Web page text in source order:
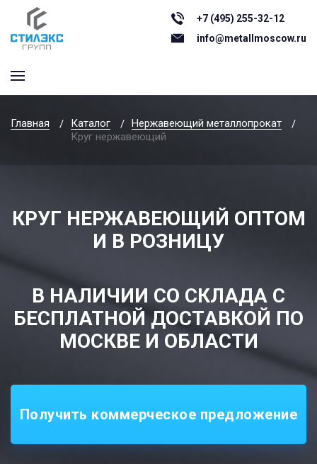
+7 (495) 255-32-12
info@metallmoscow.ru
Главная Каталог
Нержавеющий металлопрокат
Круг нержавеющий
КРУГ НЕРЖАВЕЮЩИЙ ОПТОМ
И В РОЗНИЦУ
В НАЛИЧИИ СО СКЛАДА С
БЕСПЛАТНОЙ ДОСТАВКОЙ ПО
МОСКВЕ И ОБЛАСТИ
Получить коммерческое предложение